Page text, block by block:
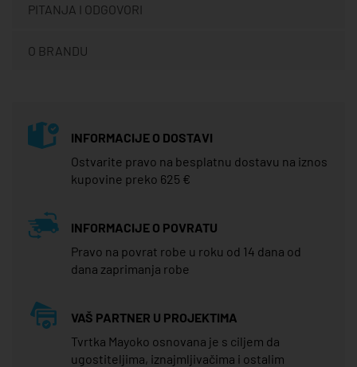
PITANJA I ODGOVORI
O BRANDU
INFORMACIJE O DOSTAVI
Ostvarite pravo na besplatnu dostavu na iznos
kupovine preko 625 €
INFORMACIJE O POVRATU
Pravo na povrat robe u roku od 14 dana od
dana zaprimanja robe
VAŠ PARTNER U PROJEKTIMA
Tvrtka Mayoko osnovana je s ciljem da
ugostiteljima, iznajmljivačima i ostalim